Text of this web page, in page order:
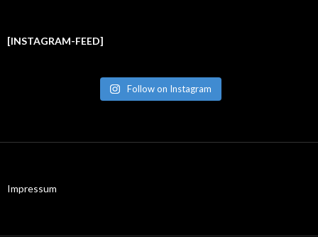
[INSTAGRAM-FEED]
Follow on Instagram
Impressum